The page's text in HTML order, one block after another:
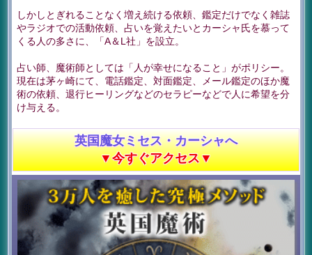
しかしとぎれることなく増え続ける依頼、鑑定だけでなく雑誌
やラジオでの活動依頼、占いを覚えたいとカーシャ氏を慕って
くる人の多さに、「A＆L社」を設立。
占い師、魔術師としては「人が幸せになること」がポリシー。
現在は茅ヶ崎にて、電話鑑定、対面鑑定、メール鑑定のほか魔
術の依頼、退行ヒーリングなどのセラピーなどで人に希望を分
け与える。
英国魔女ミセス・カーシャへ
▼今すぐアクセス▼